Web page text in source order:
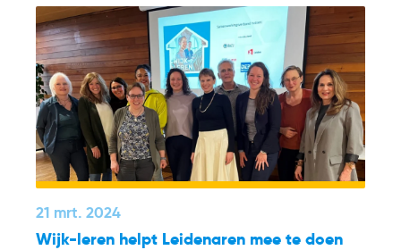
21 mrt. 2024
Wijk-leren helpt Leidenaren mee te doen